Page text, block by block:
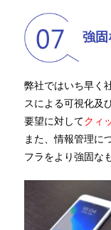
強固
弊社ではいち早く
スによる可視化及
要望に対してクィ
また、情報管理に
フラをより強固な